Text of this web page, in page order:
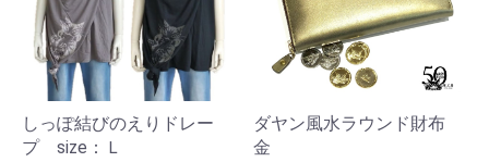
しっぽ結びのえりドレー
プ size：Ｌ
ダヤン風水ラウンド財布
金